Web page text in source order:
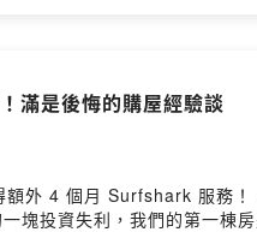
滿是後悔的購屋經驗談
買房投資，有些觀眾說想聽我們的美國買房
塊投資失利，我們的第一